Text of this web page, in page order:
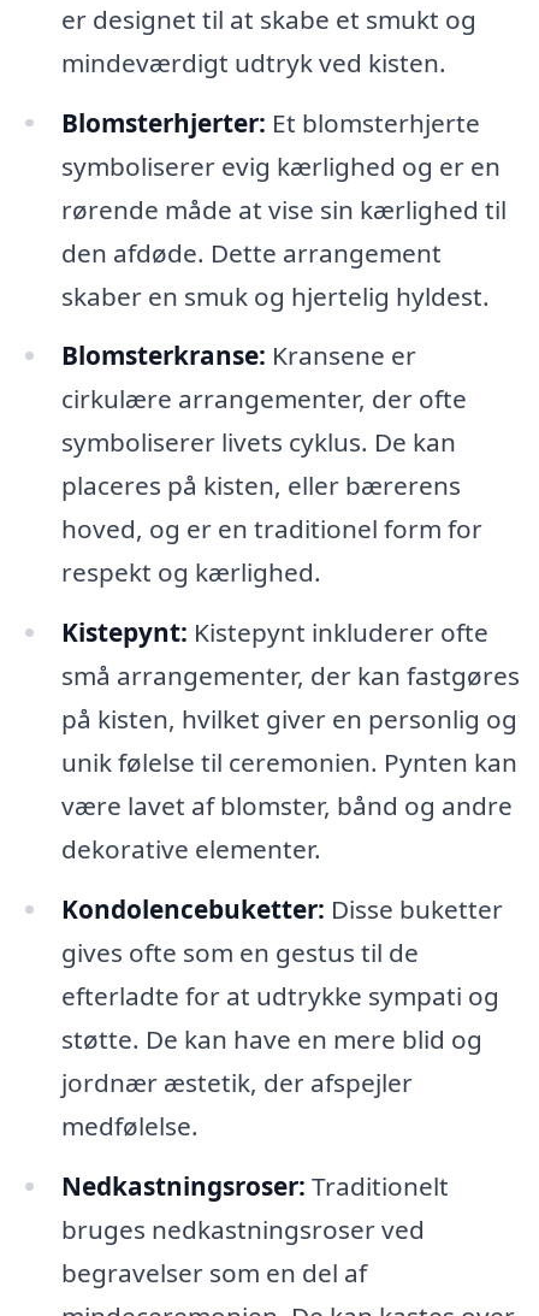
er designet til at skabe et smukt og
mindeværdigt udtryk ved kisten.
Blomsterhjerter: Et blomsterhjerte
symboliserer evig kærlighed og er en
rørende måde at vise sin kærlighed til
den afdøde. Dette arrangement
skaber en smuk og hjertelig hyldest.
Blomsterkranse: Kransene er
cirkulære arrangementer, der ofte
symboliserer livets cyklus. De kan
placeres på kisten, eller bærerens
hoved, og er en traditionel form for
respekt og kærlighed.
Kistepynt: Kistepynt inkluderer ofte
små arrangementer, der kan fastgøres
på kisten, hvilket giver en personlig og
unik følelse til ceremonien. Pynten kan
være lavet af blomster, bånd og andre
dekorative elementer.
Kondolencebuketter: Disse buketter
gives ofte som en gestus til de
efterladte for at udtrykke sympati og
støtte. De kan have en mere blid og
jordnær æstetik, der afspejler
medfølelse.
Nedkastningsroser: Traditionelt
bruges nedkastningsroser ved
begravelser som en del af